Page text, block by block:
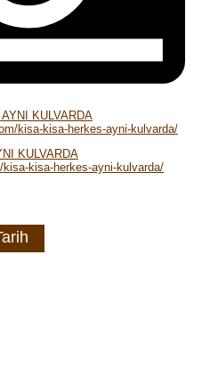
KULVARDA
kisa-herkes-ayni-kulvarda/